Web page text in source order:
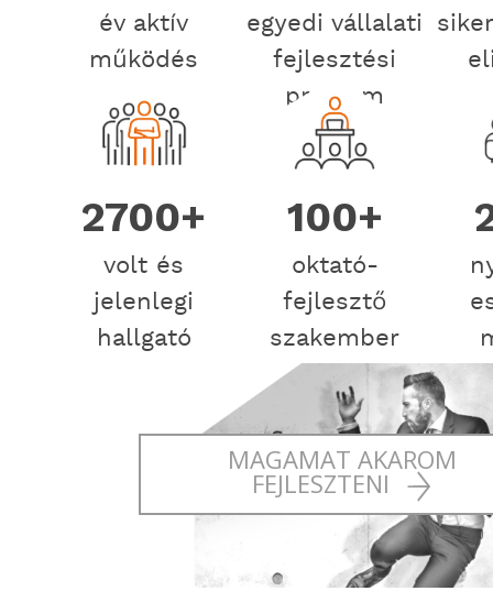
év aktív
működés
egyedi vállalati
fejlesztési
program
2700+
volt és
jelenlegi
hallgató
100+
oktató-
fejlesztő
szakember
MAGAMAT AKAROM
FEJLESZTENI